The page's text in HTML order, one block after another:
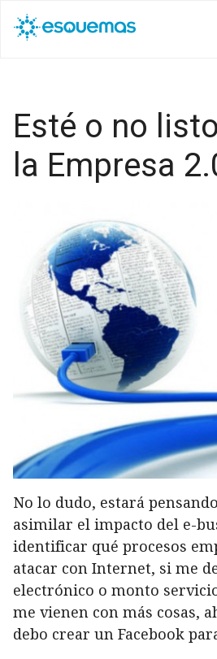
Esté o no
la Empresa
No lo dudo, estará
asimilar el impacto del e-
identificar qué procesos
atacar con Internet, si me
electrónico o monto
me vienen con más cosas,
debo crear un Facebook